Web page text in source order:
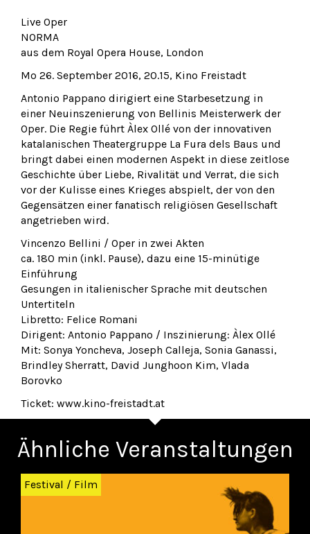
Live Oper
NORMA
aus dem Royal Opera House, London
Mo 26. September 2016, 20.15, Kino Freistadt
Antonio Pappano dirigiert eine Starbesetzung in
einer Neuinszenierung von Bellinis Meisterwerk der
Oper. Die Regie führt Àlex Ollé von der innovativen
katalanischen Theatergruppe La Fura dels Baus und
bringt dabei einen modernen Aspekt in diese zeitlose
Geschichte über Liebe, Rivalität und Verrat, die sich
vor der Kulisse eines Krieges abspielt, der von den
Gegensätzen einer fanatisch religiösen Gesellschaft
angetrieben wird.
Vincenzo Bellini / Oper in zwei Akten
ca. 180 min (inkl. Pause), dazu eine 15-minütige
Einführung
Gesungen in italienischer Sprache mit deutschen
Untertiteln
Libretto: Felice Romani
Dirigent: Antonio Pappano / Inszinierung: Àlex Ollé
Mit: Sonya Yoncheva, Joseph Calleja, Sonia Ganassi,
Brindley Sherratt, David Junghoon Kim, Vlada
Borovko
Ticket: www.kino-freistadt.at
Ähnliche Veranstaltungen
Zurück
Festival / Film